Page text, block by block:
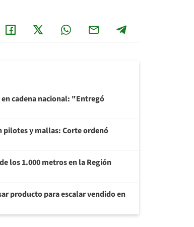
cadena nacional: "Entregó
pilotes y mallas: Corte ordenó
los 1.000 metros en la Región
producto para escalar vendido en